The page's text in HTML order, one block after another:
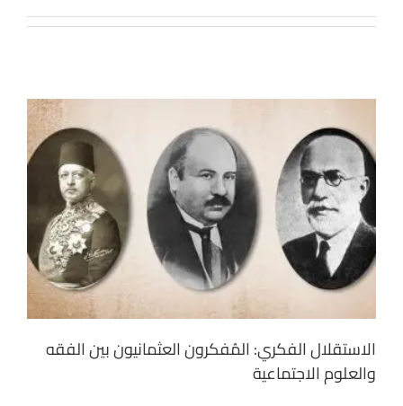
الاستقلال الفكري: المُفكرون العثمانيون بين الفقه
والعلوم الاجتماعية